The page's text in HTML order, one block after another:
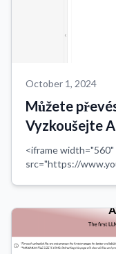
October 1, 2024
Můžete
Vyzkoušejte
<iframe
src="https://
write; encry...